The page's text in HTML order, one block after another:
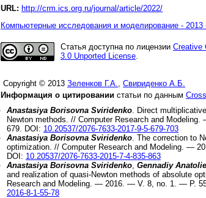
URL: http://crm.ics.org.ru/journal/article/2022/
Компьютерные исследования и моделирование -
Статья доступна по лицензии Creative
3.0 Unported License
Copyright © 2013 Зеленков Г.А.
Свириденко А.Б.
Информация о цитировании статьи по данным
Anastasiya Borisovna Sviridenko
Direct
Newton methods . // Computer Research and Modeling.
679
DOI: 10.20537/2076-7633-2017-9-5-679-703
Anastasiya Borisovna Sviridenko The correction to
optimization . // Computer Research and Modeling. —
DOI: 10.20537/2076-7633-2015-7-4-835-863
Anastasiya Borisovna Sviridenko Gennadiy
and realization of quasi-Newton methods of absolute
Research and Modeling. — 2016 . — V. 8 , no. 1 . — P.
2016-8-1-55-78